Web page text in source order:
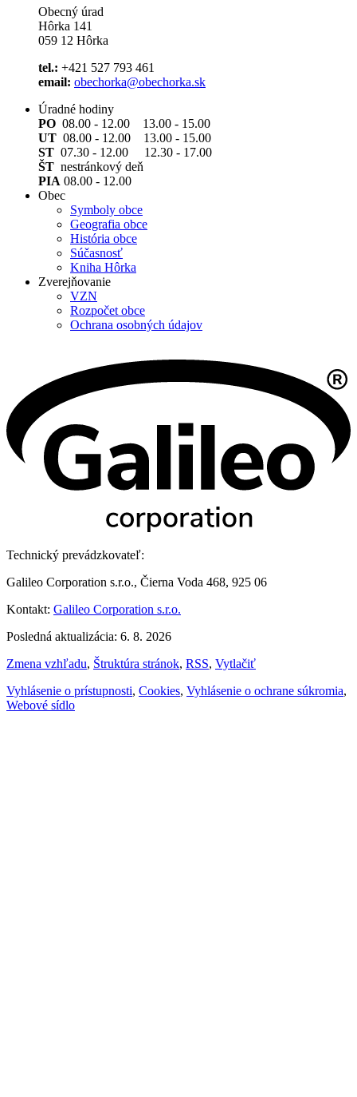
Obecný úrad
Hôrka 141
059 12 Hôrka
tel.: +421 527 793 461
email: obechorka@obechorka.sk
Úradné hodiny
PO 08.00 - 12.00 13.00 - 15.00
UT 08.00 - 12.00 13.00 - 15.00
ST 07.30 - 12.00 12.30 - 17.00
ŠT nestránkový deň
PIA 08.00 - 12.00
Obec
Symboly obce
Geografia obce
História obce
Súčasnosť
Kniha Hôrka
Zverejňovanie
VZN
Rozpočet obce
Ochrana osobných údajov
Technický prevádzkovateľ:
Galileo Corporation s.r.o., Čierna Voda 468, 925 06
Kontakt: Galileo Corporation s.r.o.
Posledná aktualizácia: 6. 8. 2026
Zmena vzhľadu, Štruktúra stránok, RSS, Vytlačiť
Vyhlásenie o prístupnosti, Cookies, Vyhlásenie o ochrane súkromia,
Webové sídlo